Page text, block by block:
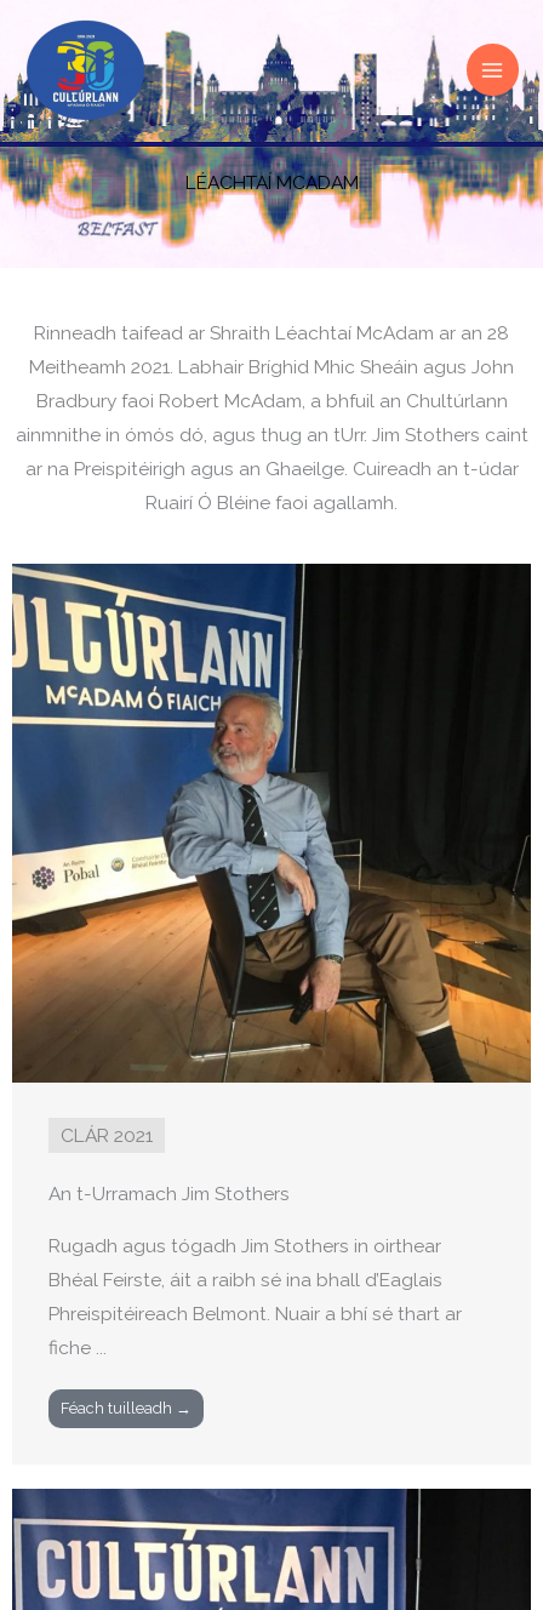
content
LÉACHTAÍ MCADAM
Rinneadh taifead ar Shraith Léachtaí McAdam ar an 28
Meitheamh 2021. Labhair Bríghid Mhic Sheáin agus John
Bradbury faoi Robert McAdam, a bhfuil an Chultúrlann
ainmnithe in ómós dó, agus thug an tUrr. Jim Stothers caint
ar na Preispitéirigh agus an Ghaeilge. Cuireadh an t-údar
Ruairí Ó Bléine faoi agallamh.
CLÁR 2021
An t-Urramach Jim Stothers
Rugadh agus tógadh Jim Stothers in oirthear
Bhéal Feirste, áit a raibh sé ina bhall d’Eaglais
Phreispitéireach Belmont. Nuair a bhí sé thart ar
fiche ...
Féach tuilleadh →